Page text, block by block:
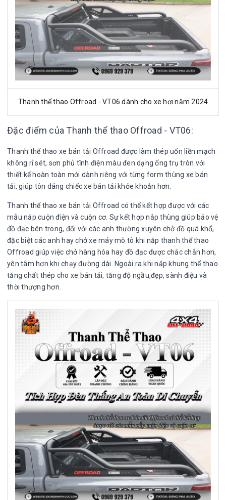
Thanh thể thao Offroad - VT06 dành cho xe hơi năm 2024
Đặc điểm của Thanh thể thao Offroad - VT06:
Thanh thể thao xe bán tải Offroad được làm thép uốn liền mạch
không rỉ sét, sơn phủ tĩnh điện màu đen dạng ống trụ tròn với
thiết kế hoàn toàn mới dành riêng với từng form thùng xe bán
tải, giúp tôn dáng chiếc xe bán tải khỏe khoắn hơn.
Thanh thể thao xe bán tải Offroad có thể kết hợp được với các
mẫu nắp cuộn điện và cuộn cơ. Sự kết hợp nắp thùng giúp bảo vệ
đồ đạc bên trong, đối với các anh thường xuyên chở đồ quá khổ,
đặc biệt các anh hay chở xe máy mô tô khi nắp thanh thể thao
Offroad giúp việc chở hàng hóa hay đồ đạc được chắc chắn hơn,
yên tâm hơn khi chạy đường dài. Ngoài ra khi nắp khung thể thao
tăng chất thép cho xe bán tải, tăng độ ngầu,đẹp, sành điệu và
thời thượng hơn.